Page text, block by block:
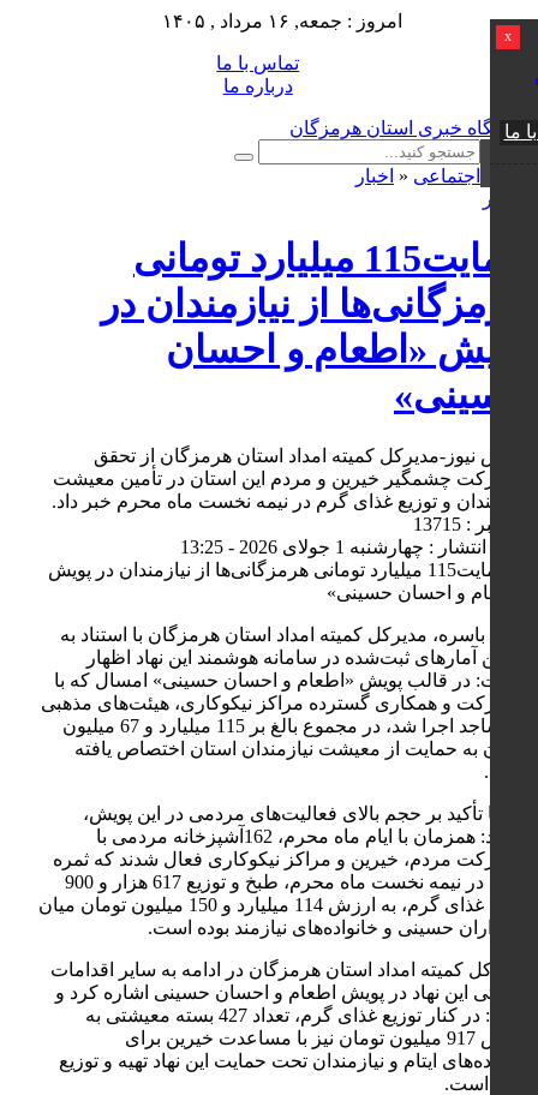
امروز : جمعه, ۱۶ مرداد , ۱۴۰۵
تماس با ما
درباره ما
x
ما
اجتماعی « اخبار
حمایت115 میلیارد تومانی
هرمزگانی‌ها از نیازمندان در
پویش «اطعام و احسان
حسینی»
کوش نیوز-مدیرکل کمیته امداد استان هرمزگان از تحقق
مشارکت چشمگیر خیرین و مردم این استان در تأمین معیشت
نیازمندان و توزیع غذای گرم در نیمه نخست ماه محرم خبر داد.
کد خبر : 13715
تاریخ انتشار : چهارشنبه 1 جولای 2026 - 13:25
حمید باسره، مدیرکل کمیته امداد استان هرمزگان با استناد به
آخرین آمارهای ثبت‌شده در سامانه هوشمند این نهاد اظهار
داشت: در قالب پویش «اطعام و احسان حسینی» امسال که با
مشارکت و همکاری گسترده مراکز نیکوکاری، هیئت‌های مذهبی
و مساجد اجرا شد، در مجموع بالغ بر 115 میلیارد و 67 میلیون
تومان به حمایت از معیشت نیازمندان استان اختصاص یافته
است.
وی با تأکید بر حجم بالای فعالیت‌های مردمی در این پویش،
افزود: همزمان با ایام ماه محرم، 162آشپزخانه مردمی با
مشارکت مردم، خیرین و مراکز نیکوکاری فعال شدند که ثمره
ی آن در نیمه نخست ماه محرم، طبخ و توزیع 617 هزار و 900
پرس غذای گرم، به ارزش 114 میلیارد و 150 میلیون تومان میان
عزاداران حسینی و خانواده‌های نیازمند بوده است.
مدیرکل کمیته امداد استان هرمزگان در ادامه به سایر اقدامات
حمایتی این نهاد در پویش اطعام و احسان حسینی اشاره کرد و
گفت: در کنار توزیع غذای گرم، تعداد 427 بسته معیشتی به
ارزش 917 میلیون تومان نیز با مساعدت خیرین برای
خانواده‌های ایتام و نیازمندان تحت حمایت این نهاد تهیه و توزیع
شده است.